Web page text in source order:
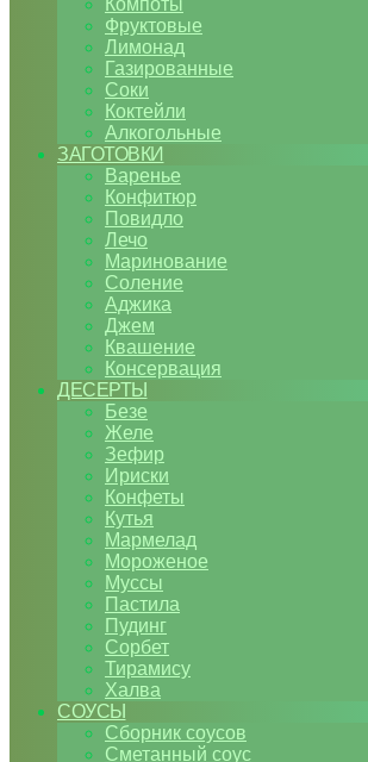
Компоты
Фруктовые
Лимонад
Газированные
Соки
Коктейли
Алкогольные
ЗАГОТОВКИ
Варенье
Конфитюр
Повидло
Лечо
Маринование
Соление
Аджика
Джем
Квашение
Консервация
ДЕСЕРТЫ
Безе
Желе
Зефир
Ириски
Конфеты
Кутья
Мармелад
Мороженое
Муссы
Пастила
Пудинг
Сорбет
Тирамису
Халва
СОУСЫ
Сборник соусов
Сметанный соус